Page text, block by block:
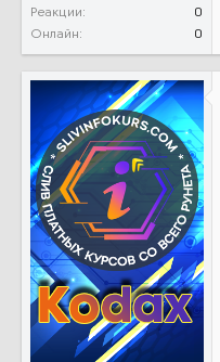
Реакции
0
Онлайн
0